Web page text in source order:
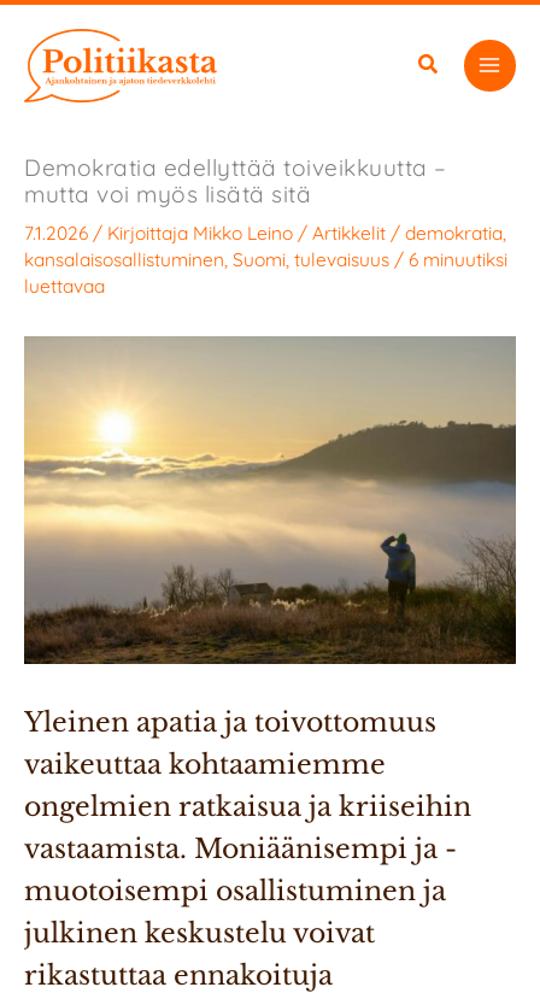
sisältöön
Demokratia edellyttää toiveikkuutta –
mutta voi myös lisätä sitä
7.1.2026 / Kirjoittaja Mikko Leino / Artikkelit / demokratia
kansalaisosallistuminen Suomi tulevaisuus / 6 minuutiksi
luettavaa
Yleinen apatia ja toivottomuus
vaikeuttaa kohtaamiemme
ongelmien ratkaisua ja kriiseihin
vastaamista. Moniäänisempi ja -
muotoisempi osallistuminen ja
julkinen keskustelu voivat
rikastuttaa ennakoituja